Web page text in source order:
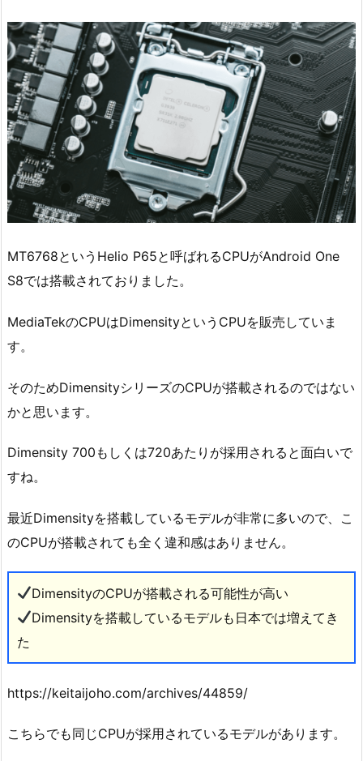
MT6768というHelio P65と呼ばれるCPUがAndroid One
S8では搭載されておりました。
MediaTekのCPUはDimensityというCPUを販売していま
す。
そのためDimensityシリーズのCPUが搭載されるのではない
かと思います。
Dimensity 700もしくは720あたりが採用されると面白いで
すね。
最近Dimensityを搭載しているモデルが非常に多いので、こ
のCPUが搭載されても全く違和感はありません。
DimensityのCPUが搭載される可能性が高い
Dimensityを搭載しているモデルも日本では増えてき
た
https://keitaijoho.com/archives/44859/
こちらでも同じCPUが採用されているモデルがあります。